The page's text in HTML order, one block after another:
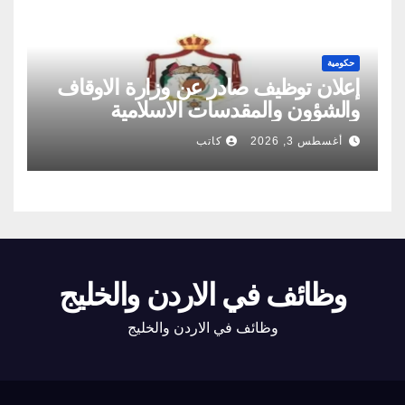
حكومية
إعلان توظيف صادر عن وزارة الاوقاف
والشؤون والمقدسات الاسلامية
أغسطس 3, 2026 كاتب
وظائف في الاردن والخليج
وظائف في الاردن والخليج